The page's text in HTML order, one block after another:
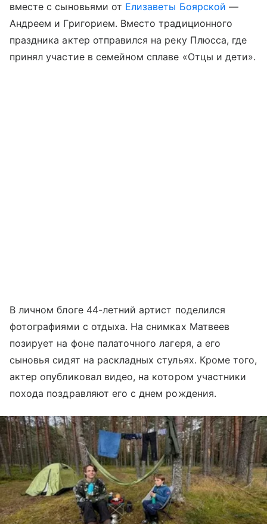
вместе с сыновьями от Елизаветы Боярской —
Андреем и Григорием. Вместо традиционного
праздника актер отправился на реку Плюсса, где
принял участие в семейном сплаве «Отцы и дети».
В личном блоге 44-летний артист поделился
фотографиями с отдыха. На снимках Матвеев
позирует на фоне палаточного лагеря, а его
сыновья сидят на раскладных стульях. Кроме того,
актер опубликовал видео, на котором участники
похода поздравляют его с днем рождения.